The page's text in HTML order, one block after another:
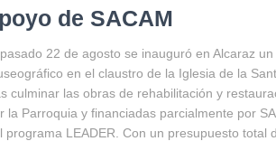
de SACAM
22 de agosto se inauguró en Alcaraz
en el claustro de la Iglesia de la
culminar las obras de rehabilitación y
la Parroquia y financiadas parcialmente por
programa LEADER. Con un presupuesto total